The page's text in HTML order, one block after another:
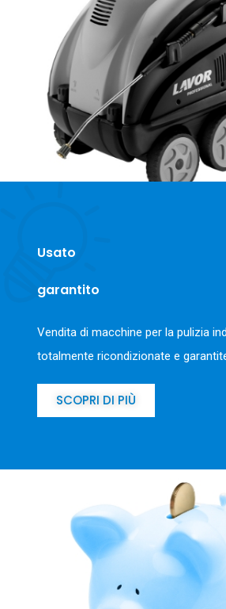
Usato
garantito
Vendita di macchine per la pulizia
totalmente ricondizionate e
SCOPRI DI PIÙ